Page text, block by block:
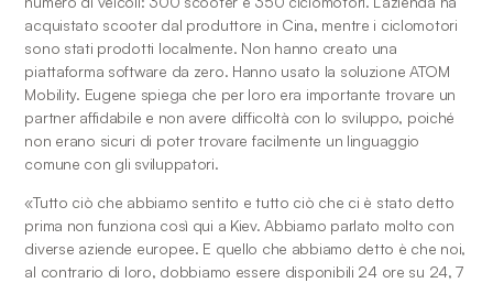
acquistato scooter dal produttore in Cina, mentre i ciclomotori
sono stati prodotti localmente. Non hanno creato una
piattaforma software da zero. Hanno usato la soluzione ATOM
Mobility. Eugene spiega che per loro era importante trovare un
partner affidabile e non avere difficoltà con lo sviluppo, poiché
non erano sicuri di poter trovare facilmente un linguaggio
comune con gli sviluppatori.
«Tutto ciò che abbiamo sentito e tutto ciò che ci è stato detto
prima non funziona così qui a Kiev. Abbiamo parlato molto con
diverse aziende europee. E quello che abbiamo detto è che noi,
al contrario di loro, dobbiamo essere disponibili 24 ore su 24, 7